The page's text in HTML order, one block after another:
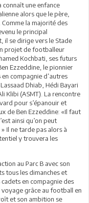
connaît une enfance
alors que le père,
Comme la majorité des
le principal
il se dirige vers le Stade
projet de footballeur
Kochbati, ses futurs
Ezzeddine, le pionnier
compagnie d’autres
Dhiab, Hédi Bayari
Klibi (ASMT). La rencontre
pour s’épanouir et
de Ben Ezzeddine: «Il faut
ainsi qu’on peut
Il ne tarde pas alors à
y trouvera les
au Parc B avec son
tous les dimanches et
en compagnie des
voyage grâce au football en
et son ambition se